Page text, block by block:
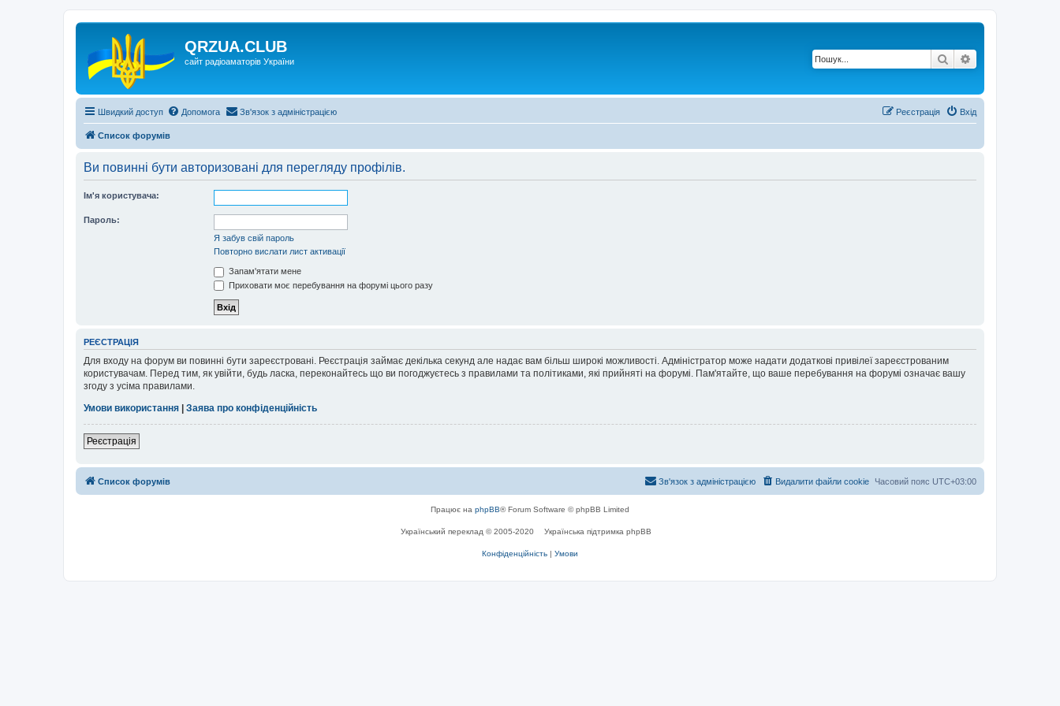
QRZUA.CLUB
сайт радіоаматорів України Пошук
Швидкий доступ Допомога Зв'язок з адміністрацією Вхід
Реєстрація
Список форумів
Ви повинні бути авторизовані для перегляду профілів.
Ім'я користувача:
Пароль:
Я забув свій пароль
Повторно вислати лист активації
Запам'ятати мене
Приховати моє перебування на форумі цього разу
РЕЄСТРАЦІЯ
Для входу на форум ви повинні бути зареєстровані. Реєстрація займає декілька секунд але надає вам більш широкі можливості. Адміністратор може надати додаткові привілеї зареєстрованим
користувачам. Перед тим, як увійти, будь ласка, переконайтесь що ви погоджуєтесь з правилами та політиками, які прийняті на форумі. Пам'ятайте, що ваше перебування на форумі означає вашу
згоду з усіма правилами.
Умови використання | Заява про конфіденційність
Реєстрація
Список форумів Часовий пояс UTC+03:00
Видалити файли cookie
Зв'язок з адміністрацією
Працює на phpBB® Forum Software © phpBB Limited
Український переклад © 2005-2020 Українська підтримка phpBB
Конфіденційність | Умови